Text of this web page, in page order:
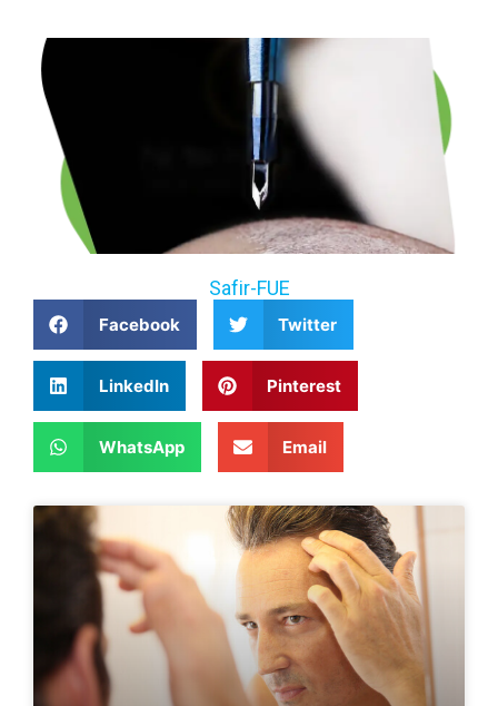
Safir-FUE
Facebook Twitter
LinkedIn Pinterest
WhatsApp Email